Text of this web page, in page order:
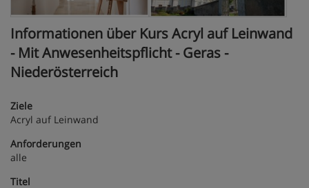
Informationen über Kurs Acryl auf Leinwand
- Mit Anwesenheitspflicht - Geras -
Niederösterreich
Ziele
Acryl auf Leinwand
Anforderungen
alle
Titel